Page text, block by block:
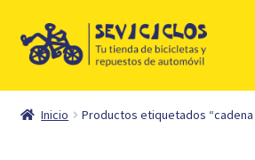
Ir
Ir
al
Inicio
Inicio Productos etiquetados